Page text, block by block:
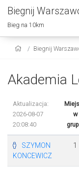
Biegnij
Bieg na 10km
Biegnij
Akademia
Aktualizacja:
2026-08-07
20:08:40
w
SZYMON
KONCEWICZ
1